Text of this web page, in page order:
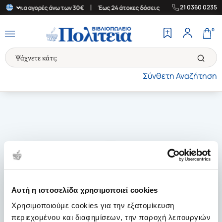
Αυτή η ιστοσελίδα χρησιμοποιεί cookies
Χρησιμοποιούμε cookies για την εξατομίκευση
περιεχομένου και διαφημίσεων, την παροχή λειτουργιών
για αγορές άνω των 30€ | Έως 24 άτοκες δόσεις | Δωρεάν
21 0360 0235
Σύνθετη Αναζήτηση
0